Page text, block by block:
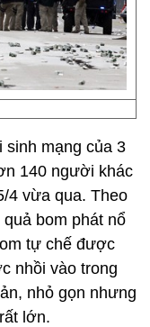
mạng của 3
140 người khác
4 vừa qua. Theo
bom phát nổ
tự chế được
nhồi vào trong
nhỏ gọn nhưng
lớn.